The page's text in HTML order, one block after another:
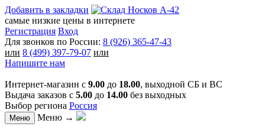
Добавить в закладки
самые низкие цены в интернете
Регистрация Вход
Для звонков по России: 8 (926) 365-47-43
или 8 (499) 397-79-07 или
Напишите нам
Интернет-магазин с 9.00 до 18.00, выходной СБ и ВС
Выдача заказов с 5.00 до 14.00 без выходных
Выбор региона Россия
Меню Меню →